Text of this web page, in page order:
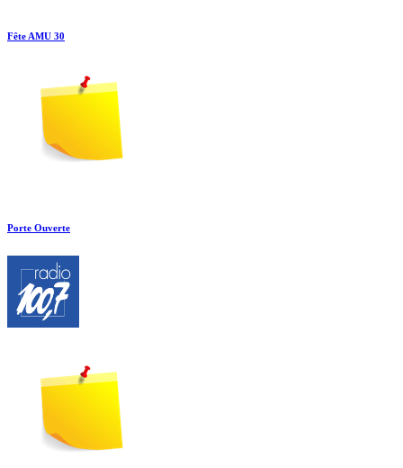
Fête AMU 30
Porte Ouverte